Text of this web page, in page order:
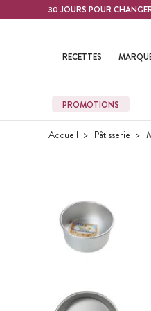
Contenu principal30 JOURS POUR
RECETTES
PROMOTIONS
Accueil Pâtisserie